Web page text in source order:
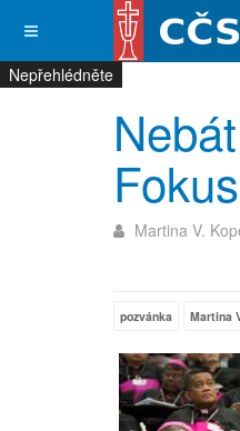
Martina V.
pozvánka Martina
Nepřehlédněte
Nepřehlédněte
Nepřehlédněte
Nepřehlédněte